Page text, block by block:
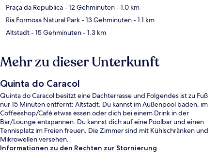
Praça da Republica- 12 Gehminuten- 1.0 km
Ria Formosa Natural Park- 13 Gehminuten- 1.1 km
Altstadt- 15 Gehminuten- 1.3 km
Mehr zu dieser Unterkunft
Quinta do Caracol
Quinta do Caracol besitzt eine Dachterrasse und Folgendes ist zu Fuß
nur 15 Minuten entfernt: Altstadt. Du kannst im Außenpool baden, im
Coffeeshop/Café etwas essen oder dich bei einem Drink in der
Bar/Lounge entspannen. Du kannst dich auf eine Poolbar und einen
Tennisplatz im Freien freuen. Die Zimmer sind mit Kühlschränken und
Mikrowellen versehen.
Informationen zu den Rechten zur Stornierung